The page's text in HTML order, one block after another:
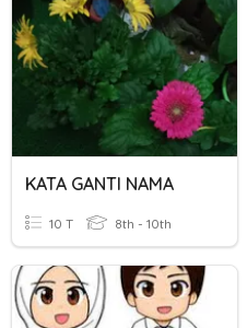
KATA GANTI NAMA
10 T 8th - 10th